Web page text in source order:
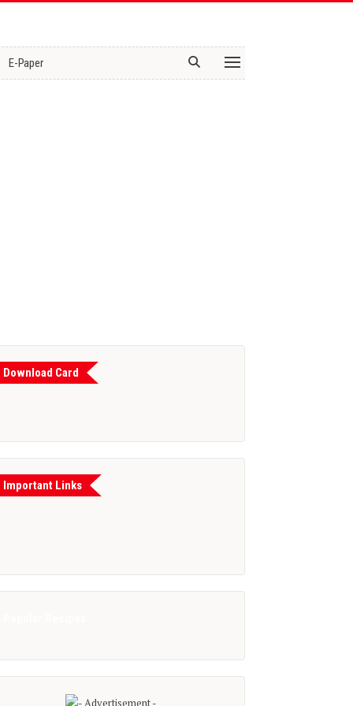
E-Paper
Download Card
Important Links